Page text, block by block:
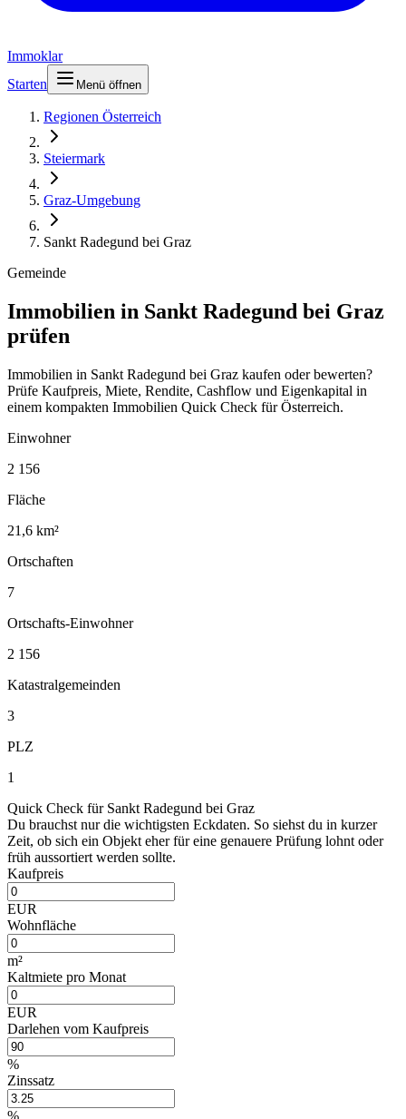
Immoklar
Starten
Menü öffnen
Regionen Österreich
Steiermark
Graz-Umgebung
Sankt Radegund bei Graz
Gemeinde
Immobilien in Sankt Radegund bei Graz
prüfen
Immobilien in Sankt Radegund bei Graz kaufen oder bewerten?
Prüfe Kaufpreis, Miete, Rendite, Cashflow und Eigenkapital in
einem kompakten Immobilien Quick Check für Österreich.
Einwohner
2 156
Fläche
21,6 km²
Ortschaften
7
Ortschafts-Einwohner
2 156
Katastralgemeinden
3
PLZ
1
Quick Check für Sankt Radegund bei Graz
Du brauchst nur die wichtigsten Eckdaten. So siehst du in kurzer
Zeit, ob sich ein Objekt eher für eine genauere Prüfung lohnt oder
früh aussortiert werden sollte.
Kaufpreis
EUR
Wohnfläche
m²
Kaltmiete pro Monat
EUR
Darlehen vom Kaufpreis
%
Zinssatz
%